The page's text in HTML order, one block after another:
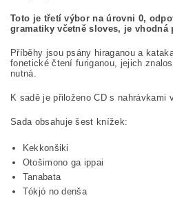
Toto je třetí výbor na úrovni 0,
gramatiky včetně sloves, je vhodná
Příběhy jsou psány hiraganou a
fonetické čtení furiganou, jejich
nutná.
K sadě je přiloženo CD s nahrávkami
Sada obsahuje šest knížek:
Kekkonšiki
Otošimono ga ippai
Tanabata
Tókjó no denša